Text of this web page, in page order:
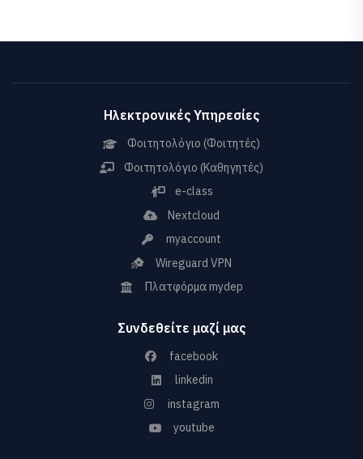
Ηλεκτρονικές Υπηρεσίες
Φοιτητολόγιο (Φοιτητές)
Φοιτητολόγιο (Καθηγητές)
e-class
Nextcloud
myaccount
Wireguard VPN
Πλατφόρμα mydep
Συνδεθείτε μαζί μας
facebook
linkedin
instagram
youtube